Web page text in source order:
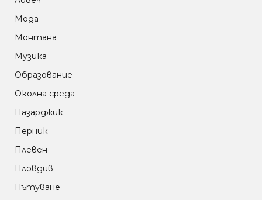
Мода
Монтана
Музика
Образование
Околна среда
Пазарджик
Перник
Плевен
Пловдив
Пътуване